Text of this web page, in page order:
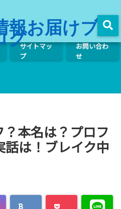
報お届けブ
グサイトマッ
プ
お問い合わ
せ
本名は？プロフ
は！ブレイク中